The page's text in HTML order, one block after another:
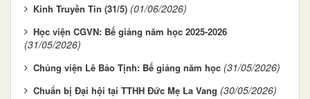
Kinh Truyền Tin (31/5) (01/06/2026)
Học viện CGVN: Bế giảng năm học 2025-2026
(31/05/2026)
Chủng viện Lê Bảo Tịnh: Bế giảng năm học (31/05/2026)
Chuẩn bị Đại hội tại TTHH Đức Mẹ La Vang (30/05/2026)